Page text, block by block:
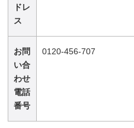
ドレ
ス
お問
い合
わせ
電話
番号
0120-456-707